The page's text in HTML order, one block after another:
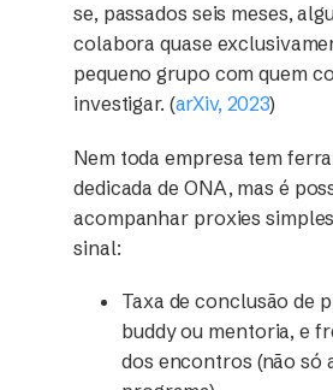
se, passados seis meses,
colabora quase
pequeno grupo com quem
investigar. (arXiv, 2023)
Nem toda empresa tem
dedicada de ONA, mas é
acompanhar proxies
sinal:
Taxa de conclusão de
buddy ou mentoria, e
dos encontros (não só